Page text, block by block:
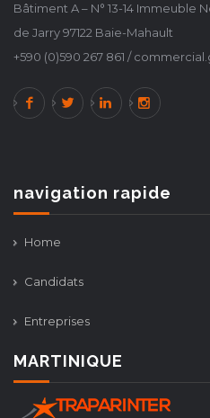
Bâtiment A – N° 13-14 Immeuble
de Jarry 97122 Baie-Mahault
+590 (0)590 267 861 /
navigation rapide
Home
Candidats
Entreprises
MARTINIQUE